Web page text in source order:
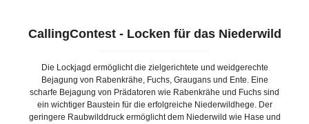
CallingContest - Locken für das Niederwild
Die Lockjagd ermöglicht die zielgerichtete und weidgerechte
Bejagung von Rabenkrähe, Fuchs, Graugans und Ente. Eine
scharfe Bejagung von Prädatoren wie Rabenkrähe und Fuchs sind
ein wichtiger Baustein für die erfolgreiche Niederwildhege. Der
geringere Raubwilddruck ermöglicht dem Niederwild wie Hase und